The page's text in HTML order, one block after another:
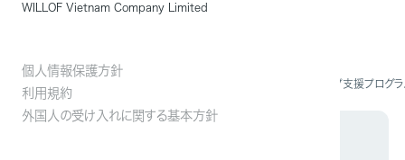
WILLOF Vietnam Company Limited
個人情報保護方針
利用規約
外国人の受け入れに関する基本方針
ICT教育ニュースにて、当社の「キャリアアップ支援プログ